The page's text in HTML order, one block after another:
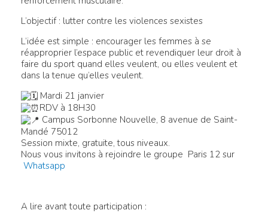
L’objectif : lutter contre les violences sexistes
L’idée est simple : encourager les femmes à se
réapproprier l’espace public et revendiquer leur droit à
faire du sport quand elles veulent, ou elles veulent et
dans la tenue qu’elles veulent.
Mardi 21 janvier
RDV à 18H30
Campus Sorbonne Nouvelle, 8 avenue de Saint-
Mandé 75012
Session mixte, gratuite, tous niveaux.
Nous vous invitons à rejoindre le groupe Paris 12 sur
Whatsapp
A lire avant toute participation :